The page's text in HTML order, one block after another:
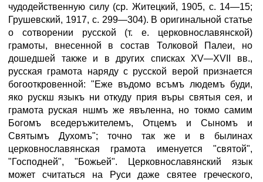
чудодейственную силу (ср. Житецкий, 1905, с. 14—15;
Грушевский, 1917, с. 299—304). В оригинальной статье
о сотворении русской (т. е. церковнославянской)
грамоты, внесенной в состав Толковой Палеи, но
дошедшей также и в других списках XV—XVII вв.,
русская грамота наряду с русской верой признается
богооткровенной: "Еже въдомо всъмъ людемъ буди,
яко рускш языкъ ни откуду прия въры святыя сея, и
грамота руская ншмъ же явъленна, но токмо самим
Богомъ вседеръжителемъ, Отцемъ и Сыномъ и
Святымъ Духомъ"; точно так же и в былинах
церковнославянская грамота именуется "святой",
"Господней", "Божьей". Церковнославянский язык
может считаться на Руси даже святее греческого,